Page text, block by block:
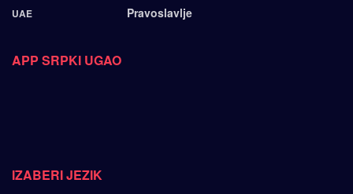
UAE
Pravoslavlje
APP SRPKI UGAO
IZABERI JEZIK